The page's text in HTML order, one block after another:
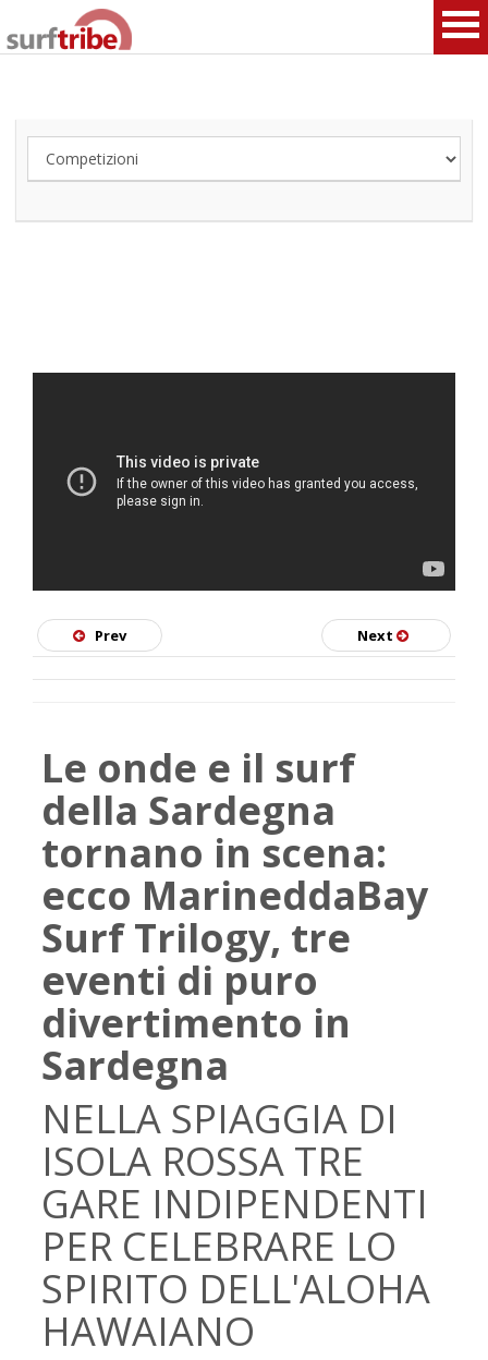
HOME
SKATE
Prev Next
Le onde e il surf
della Sardegna
tornano in scena:
ecco MarineddaBay
Surf Trilogy, tre
eventi di puro
divertimento in
Sardegna
NELLA SPIAGGIA DI
ISOLA ROSSA TRE
GARE INDIPENDENTI
PER CELEBRARE LO
SPIRITO DELL'ALOHA
HAWAIANO